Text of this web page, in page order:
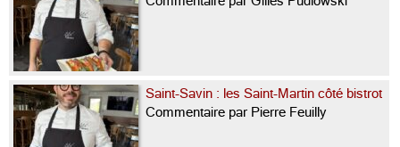
Saint-Savin : les Saint-Martin côté bistrot
Commentaire par Pierre Feuilly